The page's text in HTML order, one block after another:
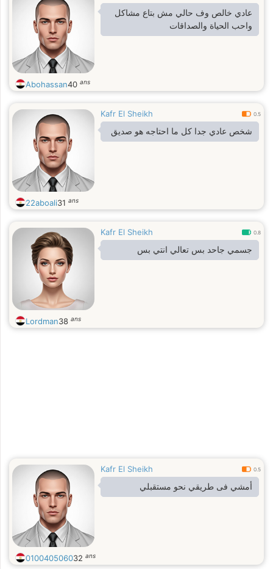
عادي خالص وف حالي مش بتاع مشاكل
واحب الحياة والصداقات
Abohassan40 ans
Kafr El Sheikh 0.5
شخص عادي جدا كل ما احتاجه هو صديق
22aboali31 ans
Kafr El Sheikh 0.8
جسمي جاحد بس تعالي انتي بس
Lordman38 ans
Kafr El Sheikh 0.5
أمشي فى طريقي نحو مستقبلي
010040506032 ans